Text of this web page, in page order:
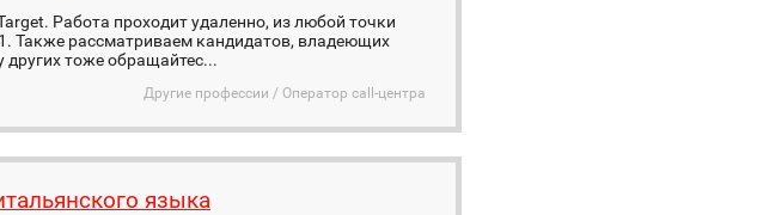
Работа проходит удаленно, из любой точки
Также рассматриваем кандидатов, владеющих
тоже обращайтес...
Другие профессии / Оператор call-центра
языка